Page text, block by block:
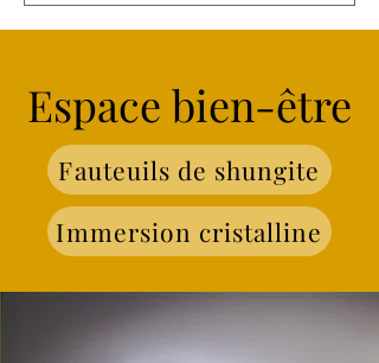
Espace bien-être
Fauteuils de shungite
Immersion cristalline